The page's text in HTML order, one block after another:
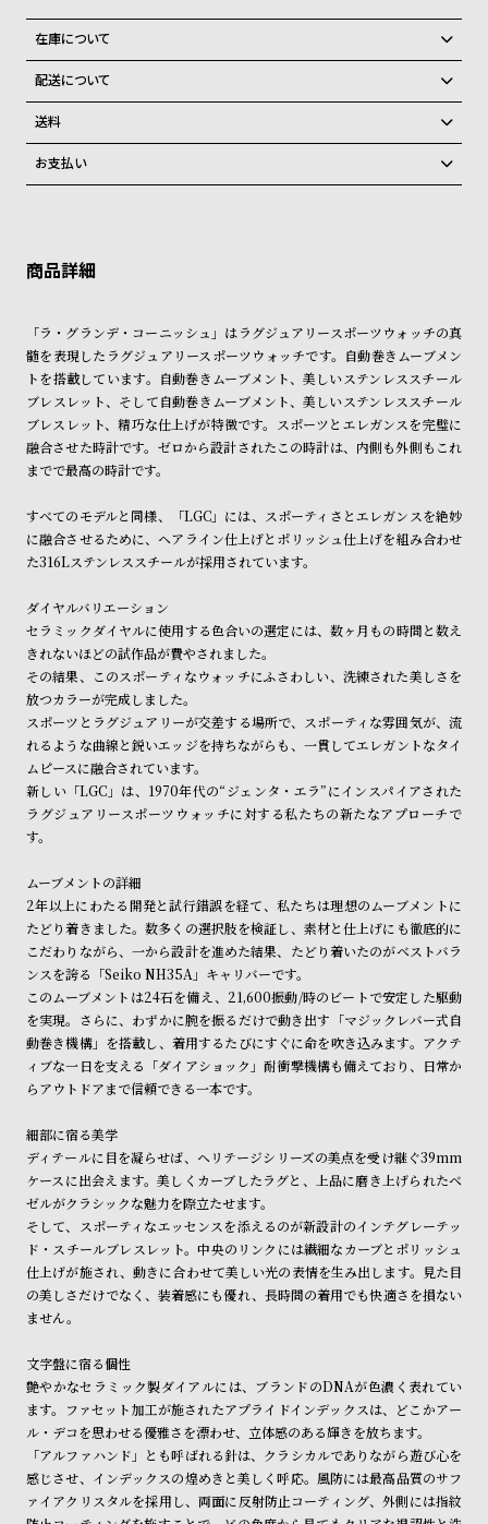
の
品
の
時
計
ブ
一
ラ
ン
キ
ン
グ
メ
ン
ズ
腕
時
計
レ
デ
ィ
ー
ス
腕
時
計
キ
ッ
ズ
腕
時
計
替
え
ベ
ル
ト
ア
ッ
プ
ル
ウ
ォ
ッ
チ
バ
ン
ド
そ
他
の
商
品
限
/
別
注
モ
デ
ル
注
販
売
モ
デ
ル
誌
掲
載
商
品
在庫について
全国の系列店と在庫を共有しているため、在庫切れの場合がございま
在庫切れの場合、キャンセルをさせて頂きます。
配送について
ご注文商品のお届け日数は在庫状況により異なり、
弊社物流センターからの発送
系列店舗から取り寄せ後に発送
ご希望に沿えない場合もございますので予めご了承くださいませ。
※ご予約商品・受注商品は、記載のお届け予定での発送となります。
商品の発送に関しまして
送料
配送料：550円（全国一律）
お支払い
ご利用頂けます。
「ラ・グランデ・コーニッシュ」はラグジュアリースポーツウォッチの真
髄を表現したラグジュアリースポーツウォッチです。自動巻きムーブメン
トを搭載しています。自動巻きムーブメント、美しいステンレススチール
ブレスレット、そして自動巻きムーブメント、美しいステンレススチール
ブレスレット、精巧な仕上げが特徴です。スポーツとエレガンスを完璧に
融合させた時計です。ゼロから設計されたこの時計は、内側も外側もこれ
までで最高の時計です。
すべてのモデルと同様、「LGC」には、スポーティさとエレガンスを絶妙
に融合させるために、ヘアライン仕上げとポリッシュ仕上げを組み合わせ
た316Lステンレススチールが採用されています。
ダイヤルバリエーション
セラミックダイヤルに使用する色合いの選定には、数ヶ月もの時間と数え
きれないほどの試作品が費やされました。
その結果、このスポーティなウォッチにふさわしい、洗練された美しさを
放つカラーが完成しました。
スポーツとラグジュアリーが交差する場所で、スポーティな雰囲気が、流
れるような曲線と鋭いエッジを持ちながらも、一貫してエレガントなタイ
ムピースに融合されています。
新しい「LGC」は、1970年代の“ジェンタ・エラ”にインスパイアされた
ラグジュアリースポーツウォッチに対する私たちの新たなアプローチで
す。
ムーブメントの詳細
2年以上にわたる開発と試行錯誤を経て、私たちは理想のムーブメントに
たどり着きました。数多くの選択肢を検証し、素材と仕上げにも徹底的に
こだわりながら、一から設計を進めた結果、たどり着いたのがベストバラ
ンスを誇る「Seiko NH35A」キャリバーです。
このムーブメントは24石を備え、21,600振動/時のビートで安定した駆動
を実現。さらに、わずかに腕を振るだけで動き出す「マジックレバー式自
動巻き機構」を搭載し、着用するたびにすぐに命を吹き込みます。アクテ
ィブな一日を支える「ダイアショック」耐衝撃機構も備えており、日常か
らアウトドアまで信頼できる一本です。
細部に宿る美学
ディテールに目を凝らせば、ヘリテージシリーズの美点を受け継ぐ39mm
ケースに出会えます。美しくカーブしたラグと、上品に磨き上げられたベ
ゼルがクラシックな魅力を際立たせます。
そして、スポーティなエッセンスを添えるのが新設計のインテグレーテッ
ド・スチールブレスレット。中央のリンクには繊細なカーブとポリッシュ
仕上げが施され、動きに合わせて美しい光の表情を生み出します。見た目
の美しさだけでなく、装着感にも優れ、長時間の着用でも快適さを損ない
ません。
文字盤に宿る個性
艶やかなセラミック製ダイアルには、ブランドのDNAが色濃く表れてい
ます。ファセット加工が施されたアプライドインデックスは、どこかアー
ル・デコを思わせる優雅さを漂わせ、立体感のある輝きを放ちます。
「アルファハンド」とも呼ばれる針は、クラシカルでありながら遊び心を
感じさせ、インデックスの煌めきと美しく呼応。風防には最高品質のサフ
ァイアクリスタルを採用し、両面に反射防止コーティング、外側には指紋